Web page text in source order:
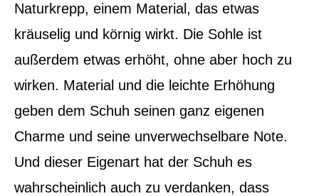
Naturkrepp, einem Material, das etwas
kräuselig und körnig wirkt. Die Sohle ist
außerdem etwas erhöht, ohne aber hoch zu
wirken. Material und die leichte Erhöhung
geben dem Schuh seinen ganz eigenen
Charme und seine unverwechselbare Note.
Und dieser Eigenart hat der Schuh es
wahrscheinlich auch zu verdanken, dass